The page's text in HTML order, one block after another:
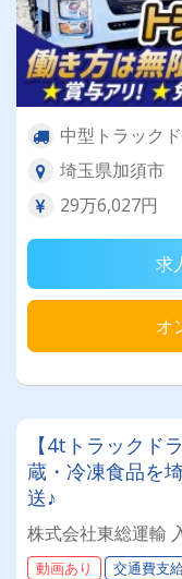
中型トラック
埼玉県加須市
29万6,027円
求
オ
【4tトラックド
蔵・冷凍食品を
送♪
株式会社東総運輸
動画あり 交通費支